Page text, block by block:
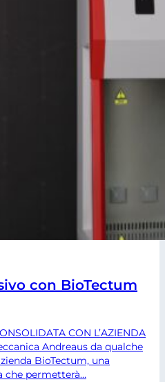
con BioTectum
CON L’AZIENDA
Andreaus da qualche
BioTectum, una
che permetterà…